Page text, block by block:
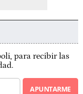
para recibir las
APUNTARME